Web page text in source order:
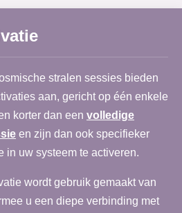
stralen sessies bieden
aan, gericht op één enkele
korter dan een volledige
en zijn dan ook specifieker
in uw systeem te activeren.
wordt gebruik gemaakt van
u een diepe verbinding met